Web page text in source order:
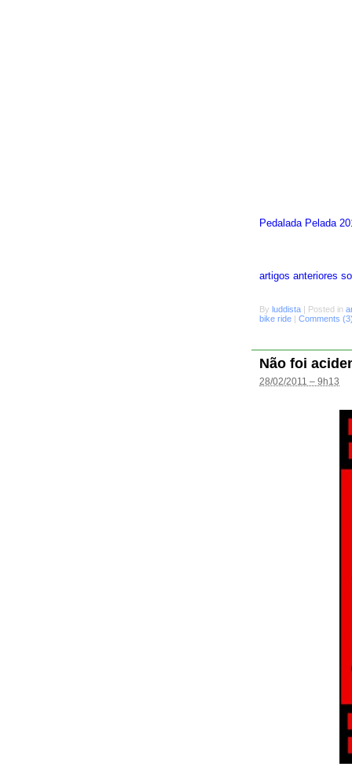
Pedalada Pelada
artigos anteriores
By luddista | Posted in
bike ride | Comments
Não foi
28/02/2011 – 9h13